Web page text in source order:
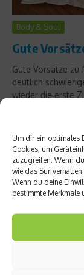
Um dir ein optimales
Cookies, um
zuzugreifen. Wenn
wie das
Wenn du deine
bestimmte Merkmale
Body & Soul
Gute
Gute Vorsätze zu
deutlich
wieder die erste